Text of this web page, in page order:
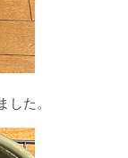
た。